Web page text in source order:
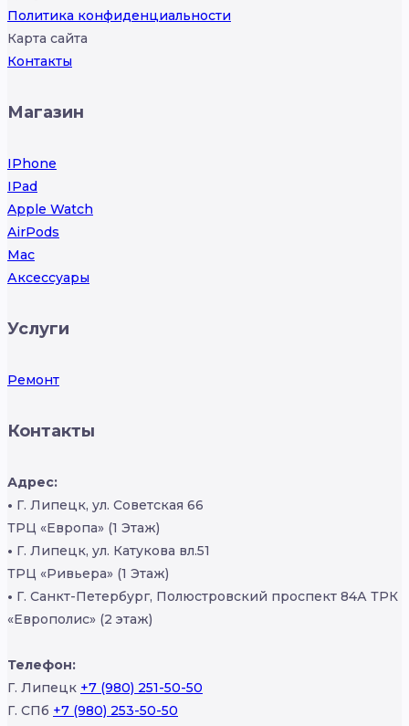
Политика конфиденциальности
Карта сайта
Контакты
Магазин
IPhone
IPad
Apple Watch
AirPods
Mac
Аксессуары
Услуги
Ремонт
Контакты
Адрес:
• Г. Липецк, ул. Советская 66
ТРЦ «Европа» (1 Этаж)
• Г. Липецк, ул. Катукова вл.51
ТРЦ «Ривьера» (1 Этаж)
• Г. Санкт-Петербург, Полюстровский проспект 84А ТРК
«Европолис» (2 этаж)
Телефон:
Г. Липецк +7 (980) 251-50-50
Г. СПб +7 (980) 253-50-50